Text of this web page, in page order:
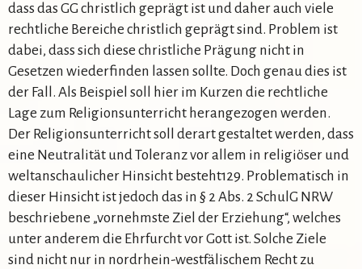
dass das GG christlich geprägt ist und daher auch viele
rechtliche Bereiche christlich geprägt sind. Problem ist
dabei, dass sich diese christliche Prägung nicht in
Gesetzen wiederfinden lassen sollte. Doch genau dies ist
der Fall. Als Beispiel soll hier im Kurzen die rechtliche
Lage zum Religionsunterricht herangezogen werden.
Der Religionsunterricht soll derart gestaltet werden, dass
eine Neutralität und Toleranz vor allem in religiöser und
weltanschaulicher Hinsicht besteht129. Problematisch in
dieser Hinsicht ist jedoch das in § 2 Abs. 2 SchulG NRW
beschriebene „vornehmste Ziel der Erziehung“, welches
unter anderem die Ehrfurcht vor Gott ist. Solche Ziele
sind nicht nur in nordrhein-westfälischem Recht zu